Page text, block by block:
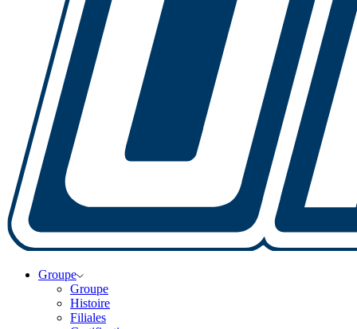
Groupe
Groupe
Histoire
Filiales